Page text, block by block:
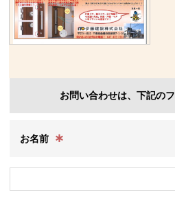
お問い合わせは、下記の
お名前 ∗